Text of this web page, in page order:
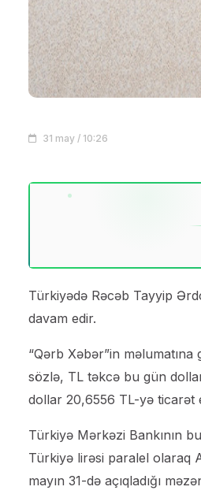
31 may / 10:26
Türkiyədə Rəcəb Tayyip
davam edir.
“Qərb Xəbər”in
sözlə, TL təkcə bu gün
dollar 20,6556 TL-yə ticarət
Türkiyə Mərkəzi Bankının
Türkiyə lirəsi paralel olaraq
mayın 31-də açıqladığı